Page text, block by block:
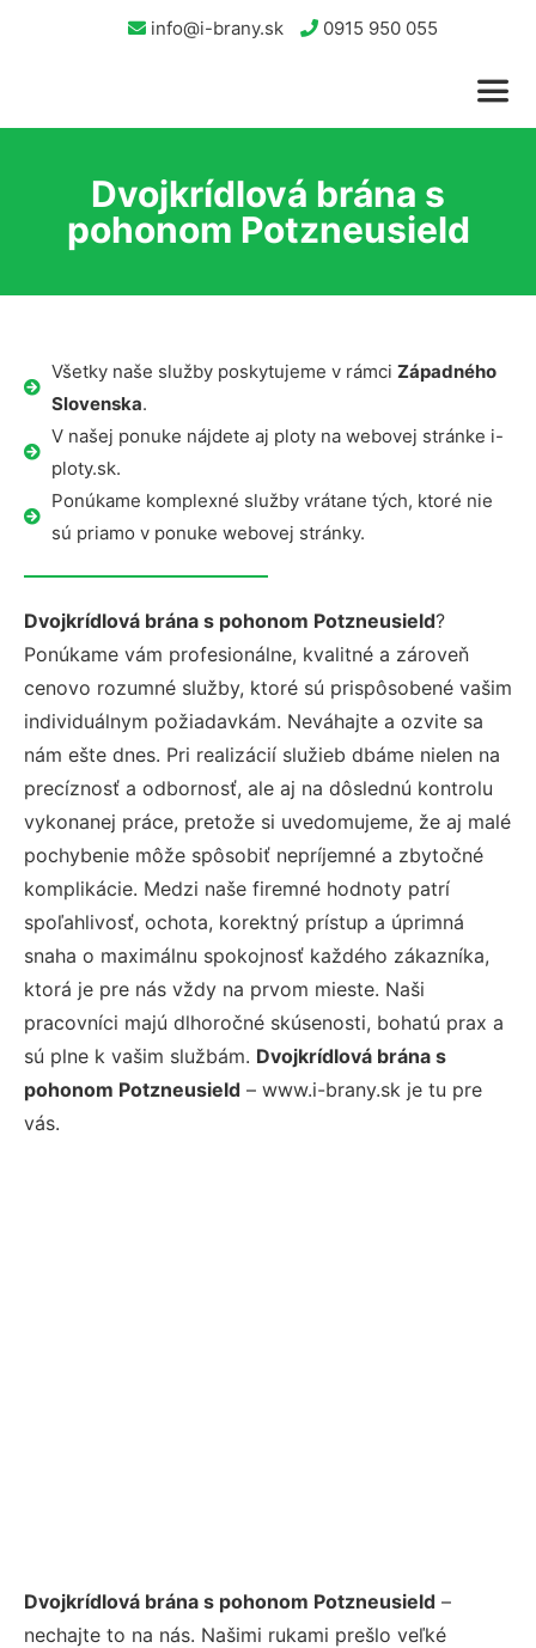
info@i-brany.sk 0915 950 055
Dvojkrídlová brána s
pohonom Potzneusield
Všetky naše služby poskytujeme v rámci Západného
Slovenska.
V našej ponuke nájdete aj ploty na webovej stránke i-
ploty.sk.
Ponúkame komplexné služby vrátane tých, ktoré nie
sú priamo v ponuke webovej stránky.
Dvojkrídlová brána s pohonom Potzneusield?
Ponúkame vám profesionálne, kvalitné a zároveň
cenovo rozumné služby, ktoré sú prispôsobené vašim
individuálnym požiadavkám. Neváhajte a ozvite sa
nám ešte dnes. Pri realizácií služieb dbáme nielen na
precíznosť a odbornosť, ale aj na dôslednú kontrolu
vykonanej práce, pretože si uvedomujeme, že aj malé
pochybenie môže spôsobiť nepríjemné a zbytočné
komplikácie. Medzi naše firemné hodnoty patrí
spoľahlivosť, ochota, korektný prístup a úprimná
snaha o maximálnu spokojnosť každého zákazníka,
ktorá je pre nás vždy na prvom mieste. Naši
pracovníci majú dlhoročné skúsenosti, bohatú prax a
sú plne k vašim službám. Dvojkrídlová brána s
pohonom Potzneusield – www.i-brany.sk je tu pre
vás.
Dvojkrídlová brána s pohonom Potzneusield –
nechajte to na nás. Našimi rukami prešlo veľké